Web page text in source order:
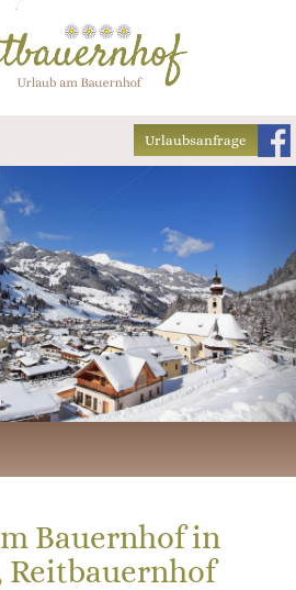
Urlaubsanfrage
Bauernhof in
Reitbauernhof